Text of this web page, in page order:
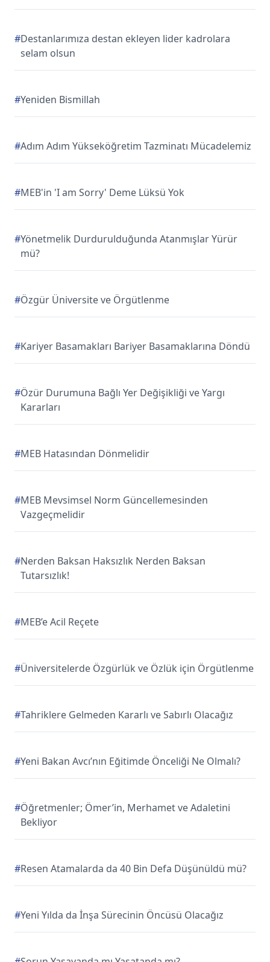
#Destanlarımıza destan ekleyen lider kadrolara
selam olsun
#Yeniden Bismillah
#Adım Adım Yükseköğretim Tazminatı Mücadelemiz
#MEB'in 'I am Sorry' Deme Lüksü Yok
#Yönetmelik Durdurulduğunda Atanmışlar Yürür
mü?
#Özgür Üniversite ve Örgütlenme
#Kariyer Basamakları Bariyer Basamaklarına Döndü
#Özür Durumuna Bağlı Yer Değişikliği ve Yargı
Kararları
#MEB Hatasından Dönmelidir
#MEB Mevsimsel Norm Güncellemesinden
Vazgeçmelidir
#Nerden Baksan Haksızlık Nerden Baksan
Tutarsızlık!
#MEB’e Acil Reçete
#Üniversitelerde Özgürlük ve Özlük için Örgütlenme
#Tahriklere Gelmeden Kararlı ve Sabırlı Olacağız
#Yeni Bakan Avcı’nın Eğitimde Önceliği Ne Olmalı?
#Öğretmenler; Ömer’in, Merhamet ve Adaletini
Bekliyor
#Resen Atamalarda da 40 Bin Defa Düşünüldü mü?
#Yeni Yılda da İnşa Sürecinin Öncüsü Olacağız